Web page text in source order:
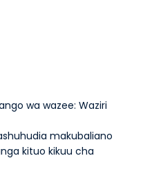
wa wazee: Waziri
makubaliano
kituo kikuu cha